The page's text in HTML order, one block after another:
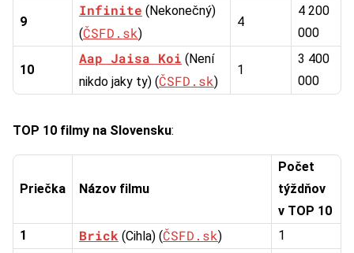
9
Infinite (Nekonečný)
(ČSFD.sk)
4
4 200
000
10
Aap Jaisa Koi (Není
nikdo jaky ty) (ČSFD.sk)
1
3 400
000
TOP 10 filmy na Slovensku:
Priečka Názov filmu
Počet
týždňov
v TOP 10
1
Brick (Cihla) (ČSFD.sk) 1